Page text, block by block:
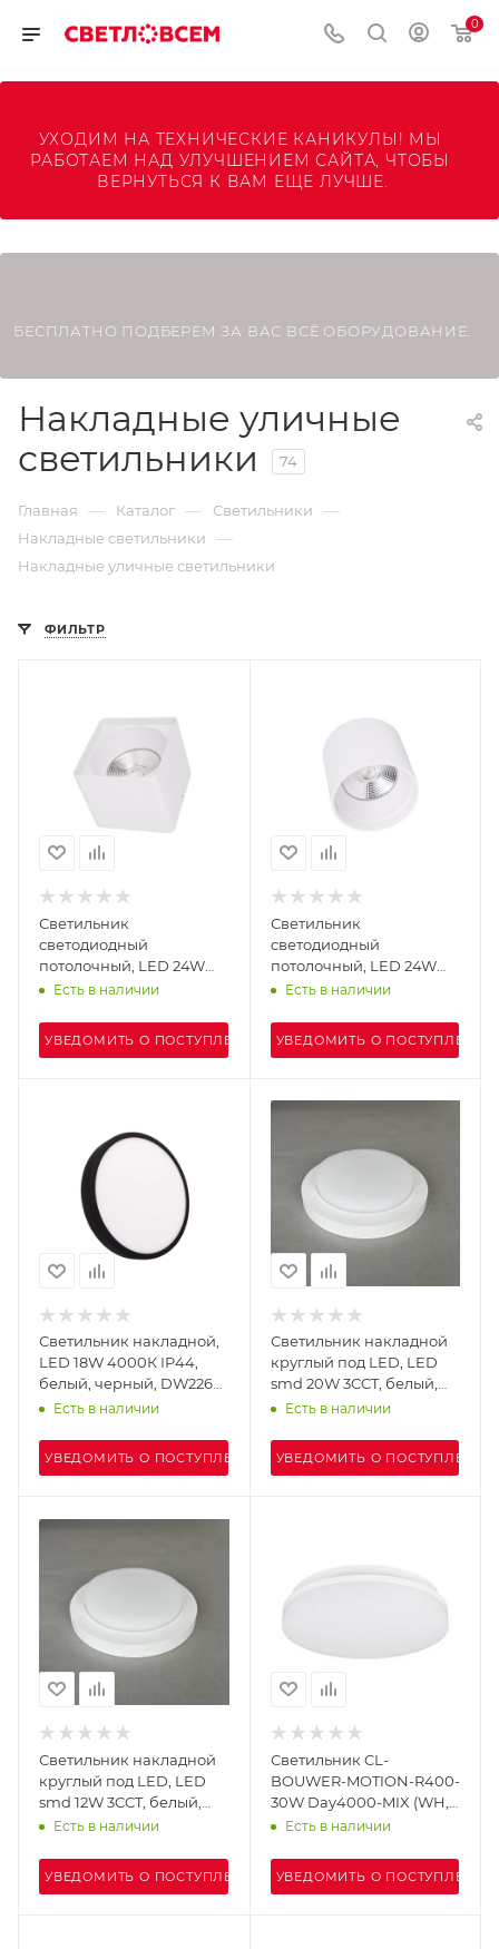
0
УХОДИМ НА ТЕХНИЧЕСКИЕ КАНИКУЛЫ! МЫ
РАБОТАЕМ НАД УЛУЧШЕНИЕМ САЙТА, ЧТОБЫ
ВЕРНУТЬСЯ К ВАМ ЕЩЕ ЛУЧШЕ.
БЕСПЛАТНО ПОДБЕРЕМ ЗА ВАС ВСЁ ОБОРУДОВАНИЕ.
Накладные уличные
светильники
74
Главная — Каталог — Светильники —
Накладные светильники —
Накладные уличные светильники
ФИЛЬТР
Светильник
светодиодный
потолочный, LED 24W
4000К IP54, белый,
Есть в наличии
УВЕДОМИТЬ О ПОСТУПЛЕНИИ
Светильник
светодиодный
потолочный, LED 24W
4000К IP54, белый,
Есть в наличии
УВЕДОМИТЬ О ПОСТУПЛЕНИИ
Светильник накладной,
LED 18W 4000К IP44,
белый, черный, DW2260-
1 Есть в наличии
УВЕДОМИТЬ О ПОСТУПЛЕНИИ
Светильник накладной
круглый под LED, LED
smd 20W 3CCT, белый,
DW2217-2
Есть в наличии
УВЕДОМИТЬ О ПОСТУПЛЕНИИ
Светильник накладной
круглый под LED, LED
smd 12W 3CCT, белый,
DW2217-1
Есть в наличии
УВЕДОМИТЬ О ПОСТУПЛЕНИИ
Светильник CL-
BOUWER-MOTION-R400-
30W Day4000-MIX (WH,
110 deg, 230V) (Arlight,
Есть в наличии
УВЕДОМИТЬ О ПОСТУПЛЕНИИ